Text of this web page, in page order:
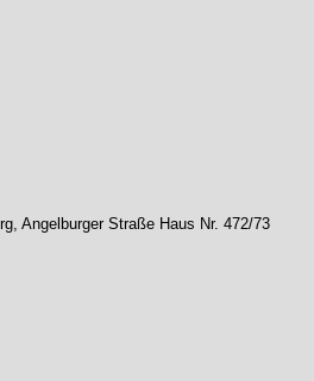
Angelburger Straße Haus Nr. 472/73